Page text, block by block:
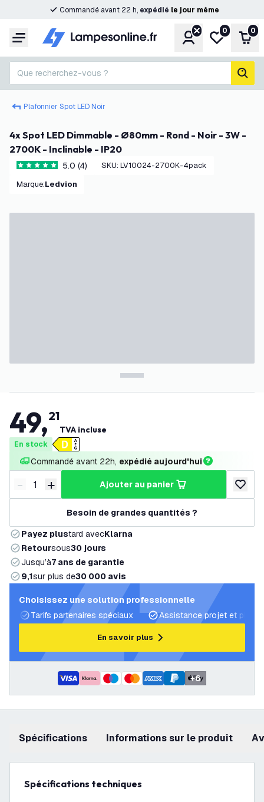
Commandé avant 22 h, expédié le jour même
Menu CompteMa liste de
0 0
Que recherchez-vous ?
Plafonnier Spot LED Noir
4x Spot LED Dimmable - Ø80mm - Rond - Noir - 3W -
2700K - Inclinable - IP20
5 étoiles de notation
5.0 (4) SKU: LV10024-2700K-4pack
Marque: Ledvion
49,21
TVA incluse
En stock
Commandé avant 22h, expédié aujourd'hui
Diminuer la quantité
- Augmenter la quantité
+ ajouter au panier
Besoin de grandes quantités ?
Payez plustard avecKlarna
Retoursous30 jours
Jusqu’à7 ans de garantie
9,1sur plus de30 000 avis
Choisissez une solution professionnelle
Tarifs partenaires spéciaux
Assistance projet et plans
En savoir plus
+6
Spécifications Informations sur le produit
Spécifications techniques